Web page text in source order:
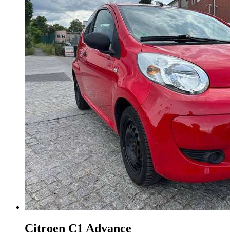
Citroen C1 Advance